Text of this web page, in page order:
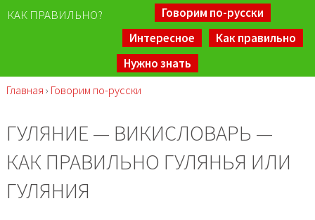
КАК ПРАВИЛЬНО?
Говорим по-русски
Интересное
Как правильно
Нужно знать
Главная › Говорим по-русски
ГУЛЯНИЕ — ВИКИСЛОВАРЬ —
КАК ПРАВИЛЬНО ГУЛЯНЬЯ ИЛИ
ГУЛЯНИЯ